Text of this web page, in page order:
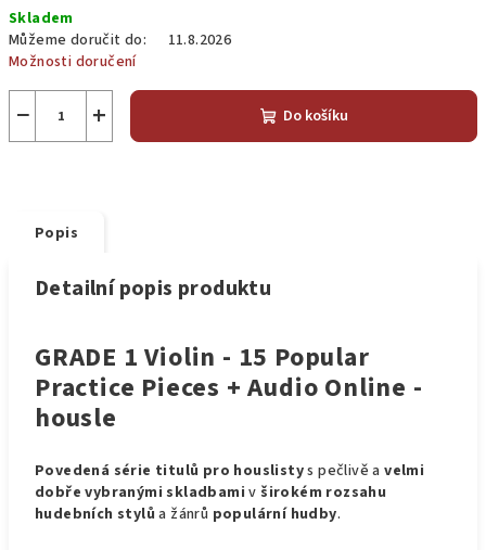
cena:
Skladem
Můžeme doručit do:
11.8.2026
Možnosti doručení
+
− Do košíku
Popis
Detailní popis produktu
GRADE 1 Violin - 15 Popular
Practice Pieces + Audio Online -
housle
Povedená série titulů pro houslistys pečlivě avelmi
dobře vybranými skladbami vširokém rozsahu
hudebních stylů a žánrů populární hudby.